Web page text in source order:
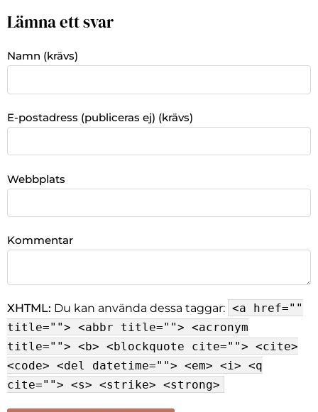
Lämna ett svar
Namn (krävs)
E-postadress (publiceras ej) (krävs)
Webbplats
Kommentar
XHTML: Du kan använda dessa taggar: <a href=""
title=""> <abbr title=""> <acronym
title=""> <b> <blockquote cite=""> <cite>
<code> <del datetime=""> <em> <i> <q
cite=""> <s> <strike> <strong>